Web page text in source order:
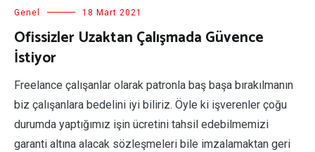
Genel 18 Mart 2021
Ofissizler Uzaktan Çalışmada Güvence
İstiyor
Freelance çalışanlar olarak patronla baş başa bırakılmanın
biz çalışanlara bedelini iyi biliriz. Öyle ki işverenler çoğu
durumda yaptığımız işin ücretini tahsil edebilmemizi
garanti altına alacak sözleşmeleri bile imzalamaktan geri